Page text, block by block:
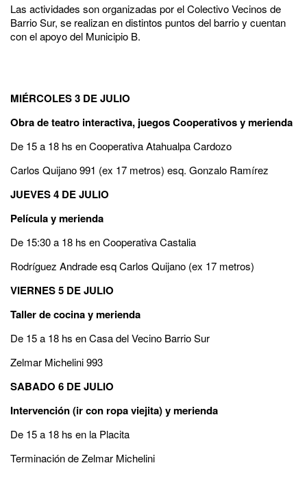
Las actividades son organizadas por el Colectivo Vecinos de
Barrio Sur, se realizan en distintos puntos del barrio y cuentan
con el apoyo del Municipio B.
MIÉRCOLES 3 DE JULIO
Obra de teatro interactiva, juegos Cooperativos y merienda
De 15 a 18 hs en Cooperativa Atahualpa Cardozo
Carlos Quijano 991 (ex 17 metros) esq. Gonzalo Ramírez
JUEVES 4 DE JULIO
Película y merienda
De 15:30 a 18 hs en Cooperativa Castalia
Rodríguez Andrade esq Carlos Quijano (ex 17 metros)
VIERNES 5 DE JULIO
Taller de cocina y merienda
De 15 a 18 hs en Casa del Vecino Barrio Sur
Zelmar Michelini 993
SABADO 6 DE JULIO
Intervención (ir con ropa viejita) y merienda
De 15 a 18 hs en la Placita
Terminación de Zelmar Michelini